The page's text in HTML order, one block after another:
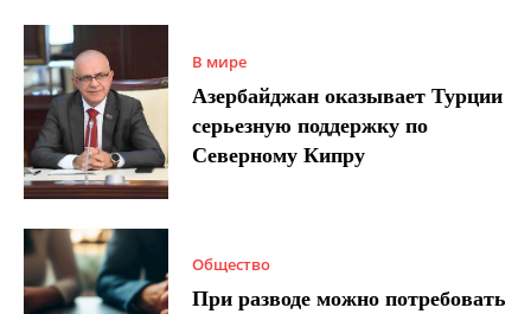
В мире
Азербайджан оказывает Турции
серьезную поддержку по
Северному Кипру
Общество
При разводе можно потребовать